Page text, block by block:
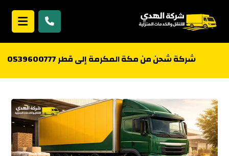
شركة شحن من مكة المكرمة إلى قطر 0539600777